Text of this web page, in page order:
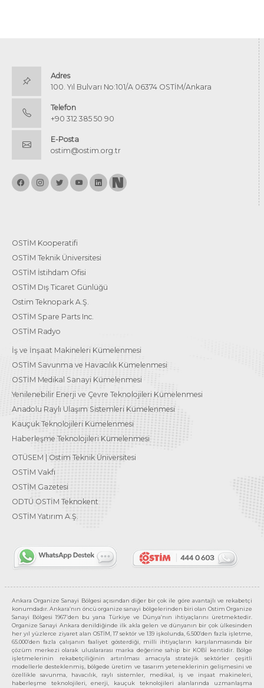
Adres
100. Yıl Bulvarı No:101/A 06374 OSTİM/Ankara
Telefon
+90 312 385 50 90
E-Posta
ostim@ostim.org.tr
OSTİM Kooperatifi
OSTİM Teknik Üniversitesi
OSTİM İstihdam Ofisi
OSTİM Dış Ticaret Günlüğü
Ostim Teknopark A.Ş.
OSTİM Spare Parts Inc.
OSTİM Radyo
İş ve İnşaat Makineleri Kümelenmesi
OSTİM Savunma ve Havacılık Kümelenmesi
OSTİM Medikal Sanayi Kümelenmesi
Yenilenebilir Enerji ve Çevre Teknolojileri Kümelenmesi
Anadolu Raylı Ulaşım Sistemleri Kümelenmesi
Kauçuk Teknolojileri Kümelenmesi
Haberleşme Teknolojileri Kümelenmesi
OTÜSEM | Ostim Teknik Üniversitesi
OSTİM Vakfı
OSTİM Gazetesi
ODTÜ OSTİM Teknokent
OSTİM Yatırım A.Ş.
Ankara Organize Sanayi Bölgesi açısından diğer bir çok ile göre avantajlı ve rekabetçi
konumdadır. Ankara’nın öncü organize sanayi bölgelerinden biri olan Ostim Organize
Sanayi Bölgesi 1967’den bu yana Türkiye ve Dünya’nın ihtiyaçlarını üretmektedir.
Organize Sanayi Ankara denildiğinde ilk akla gelen ve dünyanın bir çok ülkesinden
her yıl yüzlerce ziyaret alan OSTİM, 17 sektör ve 139 işkolunda, 6.500’den fazla işletme,
65.000’den fazla çalışanın faaliyet gösterdiği, milli ihtiyaçların karşılanmasında bir
çözüm merkezi olarak uluslararası marka değerine sahip bir KOBİ kentidir. Bölge
işletmelerinin rekabetçiliğinin artırılması amacıyla stratejik sektörler çeşitli
modellerle desteklenmiş, bölgede üretim ve tasarım yeteneklerinin gelişmesini ve
özellikle savunma, havacılık, raylı sistemler, medikal, iş ve inşaat makineleri,
haberleşme teknolojileri, enerji, kauçuk teknolojileri alanlarında uzmanlaşma